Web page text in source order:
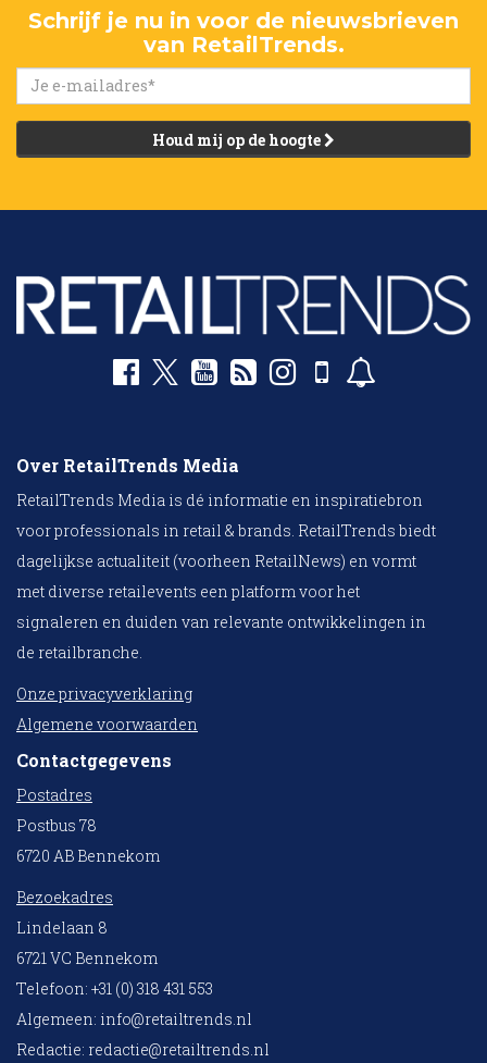
Schrijf je nu in voor de nieuwsbrieven
van RetailTrends.
Houd mij op de hoogte
Over RetailTrends Media
RetailTrends Media is dé informatie en inspiratiebron
voor professionals in retail & brands. RetailTrends biedt
dagelijkse actualiteit (voorheen RetailNews) en vormt
met diverse retailevents een platform voor het
signaleren en duiden van relevante ontwikkelingen in
de retailbranche.
Onze privacyverklaring
Algemene voorwaarden
Contactgegevens
Postadres
Postbus 78
6720 AB Bennekom
Bezoekadres
Lindelaan 8
6721 VC Bennekom
Telefoon: +31 (0) 318 431 553
Algemeen: info@retailtrends.nl
Redactie: redactie@retailtrends.nl